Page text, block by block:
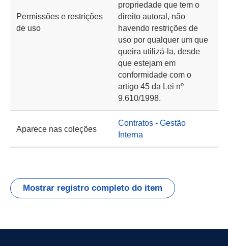
Permissões e restrições
de uso
propriedade que tem o
direito autoral, não
havendo restrições de
uso por qualquer um que
queira utilizá-la, desde
que estejam em
conformidade com o
artigo 45 da Lei nº
9.610/1998.
Aparece nas coleções
Contratos - Gestão
Interna
Mostrar registro completo do item